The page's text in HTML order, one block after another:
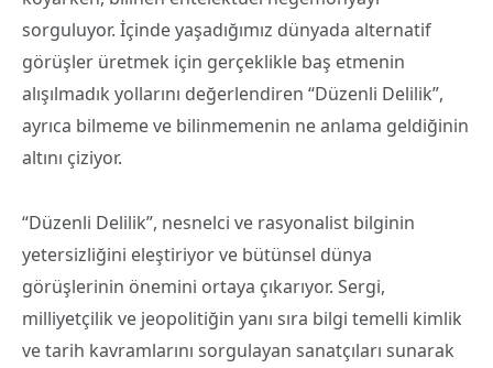
sorguluyor. İçinde yaşadığımız dünyada alternatif
görüşler üretmek için gerçeklikle baş etmenin
alışılmadık yollarını değerlendiren “Düzenli Delilik”,
ayrıca bilmeme ve bilinmemenin ne anlama geldiğinin
altını çiziyor.
“Düzenli Delilik”, nesnelci ve rasyonalist bilginin
yetersizliğini eleştiriyor ve bütünsel dünya
görüşlerinin önemini ortaya çıkarıyor. Sergi,
milliyetçilik ve jeopolitiğin yanı sıra bilgi temelli kimlik
ve tarih kavramlarını sorgulayan sanatçıları sunarak